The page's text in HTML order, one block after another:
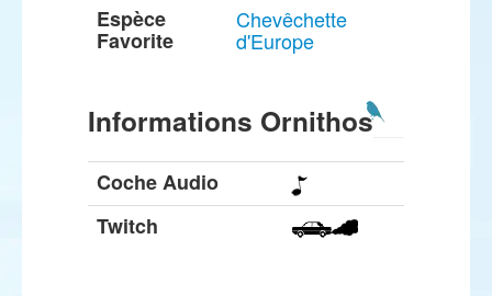
Espèce
Favorite
Chevêchette
d'Europe
Informations Ornithos
Coche Audio
Twitch